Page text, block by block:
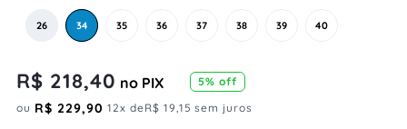
26 34 35 36 37 38 39 40
R$ 218,40 no PIX 5% off
ou R$ 229,90 12x deR$ 19,15 sem juros